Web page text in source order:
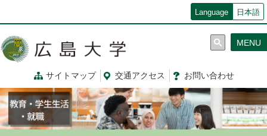
コ
ン
ツ
に
移
動
Language 日本語
サイトマップ 交通アクセス お問い合わせ
MENU